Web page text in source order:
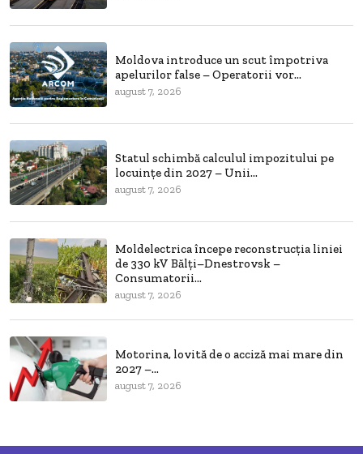
Moldova introduce un scut împotriva
apelurilor false – Operatorii vor...
august 7, 2026
Statul schimbă calculul impozitului pe
locuințe din 2027 – Unii...
august 7, 2026
Moldelectrica începe reconstrucția liniei
de 330 kV Bălți–Dnestrovsk –
Consumatorii...
august 7, 2026
Motorina, lovită de o acciză mai mare din
2027 –...
august 7, 2026